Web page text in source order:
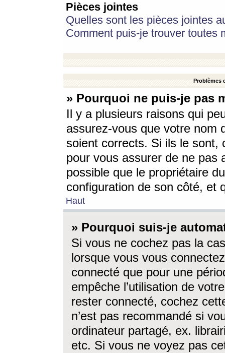
Pièces jointes
Quelles sont les pièces jointes
Comment puis-je trouver toutes
Problèmes
» Pourquoi ne puis-je pas
Il y a plusieurs raisons qui
assurez-vous que votre nom
soient corrects. Si ils le sont,
pour vous assurer de ne pas
possible que le propriétaire
configuration de son côté, et
Haut
» Pourquoi suis-je
Si vous ne cochez pas la
lorsque vous vous
connecté que pour une
empêche l’utilisation de
rester connecté, cochez
n’est pas recommandé si
ordinateur partagé, ex.
etc. Si vous ne voyez pas